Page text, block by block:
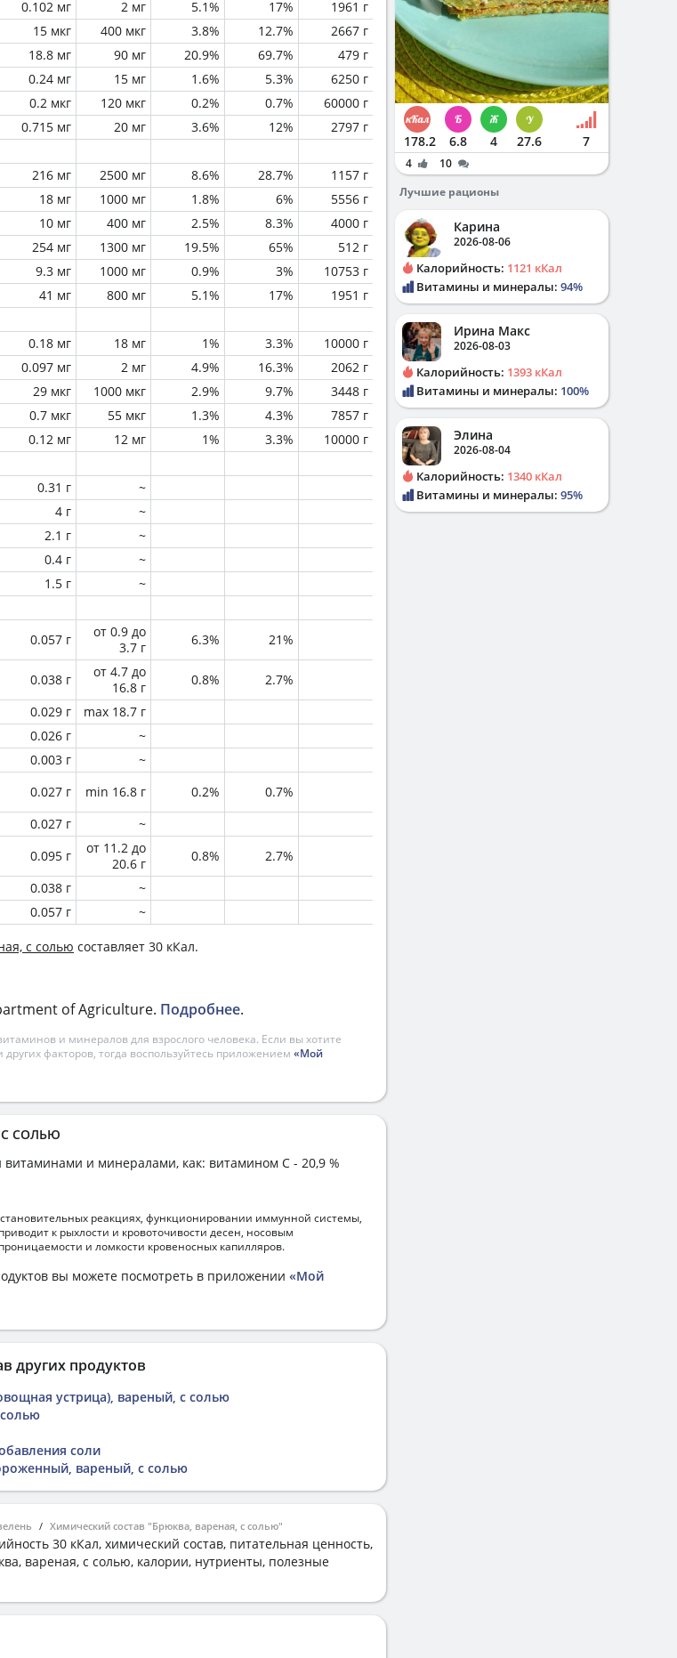
0.102 мг 2 мг 5.1% 17%
1961 г
15 мкг 400 мкг 3.8% 12.7%
2667 г
18.8 мг 90 мг 20.9% 69.7%
479 г
0.24 мг 15 мг 1.6% 5.3%
6250 г
0.2 мкг 120 мкг 0.2% 0.7%
60000 г
0.715 мг 20 мг 3.6% 12% 2797 г
216 мг 2500 мг 8.6% 28.7%
1157 г
18 мг 1000 мг 1.8% 6%
5556 г
10 мг 400 мг 2.5% 8.3%
4000 г
254 мг 1300 мг 19.5% 65%
512 г
9.3 мг 1000 мг 0.9% 3%
10753 г
41 мг 800 мг 5.1% 17% 1951 г
0.18 мг 18 мг 1% 3.3%
10000 г
0.097 мг 2 мг 4.9% 16.3%
2062 г
29 мкг 1000 мкг 2.9% 9.7%
3448 г
0.7 мкг 55 мкг 1.3% 4.3%
7857 г
0.12 мг 12 мг 1% 3.3% 10000 г
0.31 г
~
4 г
~
2.1 г
~
0.4 г
~
1.5 г ~
0.057 г
от 0.9 до
3.7 г
6.3% 21%
0.038 г
от 4.7 до
16.8 г
0.8% 2.7%
0.029 г
max 18.7 г
0.026 г
~
0.003 г ~
0.027 г min 16.8 г 0.2%
0.7%
0.027 г ~
0.095 г
от 11.2 до
20.6 г
0.8%
2.7%
0.038 г
~
0.057 г ~
с солью составляет 30 кКал.
of Agriculture. Подробнее.
и минералов для взрослого человека. Если вы хотите
факторов, тогда воспользуйтесь приложением «Мой
С СОЛЬЮ
витаминами и минералами, как: витамином C - 20,9 %
реакциях, функционировании иммунной системы,
к рыхлости и кровоточивости десен, носовым
и ломкости кровеносных капилляров.
вы можете посмотреть в приложении «Мой
других продуктов
устрица), вареный, с солью
соли
вареный, с солью
Химический состав "Брюква, вареная, с солью"
30 кКал, химический состав, питательная ценность,
вареная, с солью, калории, нутриенты, полезные
178.2 6.8 4 27.6 7
4
10
Лучшие рационы
Карина
2026-08-06
Калорийность: 1121 кКал
Витамины и минералы: 94%
Ирина Макс
2026-08-03
Калорийность: 1393 кКал
Витамины и минералы: 100%
Элина
2026-08-04
Калорийность: 1340 кКал
Витамины и минералы: 95%